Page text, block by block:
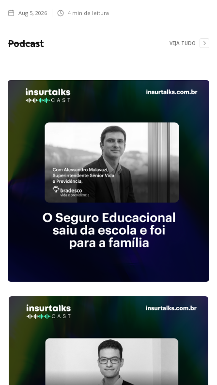
Aug 5, 2026 4 min de leitura
Podcast VEJA TUDO